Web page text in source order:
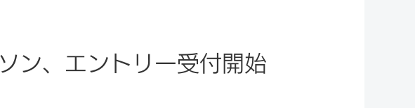
ン、エントリー受付開始